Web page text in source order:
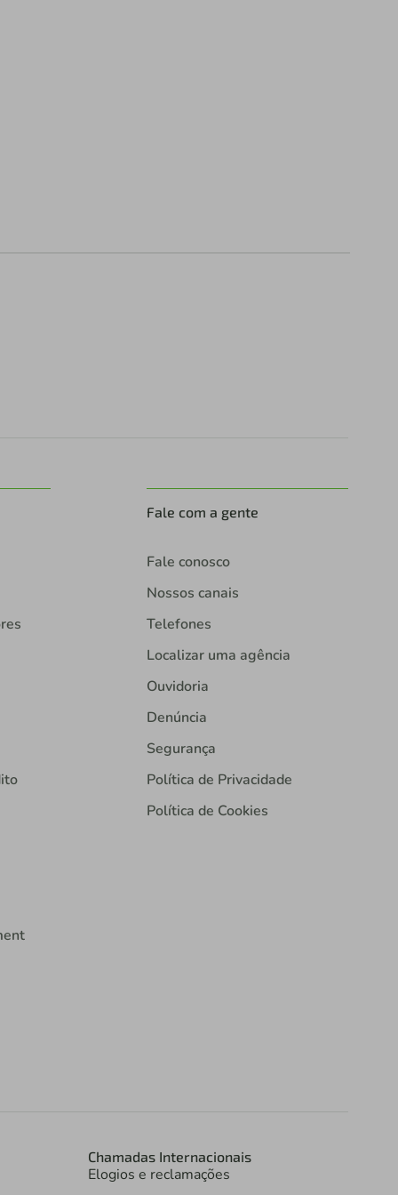
Fale com a gente
Fale conosco
Nossos canais
Telefones
Localizar uma agência
Ouvidoria
Denúncia
Segurança
Política de Privacidade
Política de Cookies
Chamadas Internacionais
Elogios e reclamações